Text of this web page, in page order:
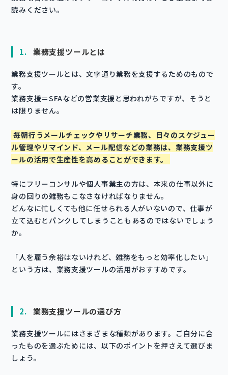
読みください。
1. 業務支援ツールとは
業務支援ツールとは、文字通り業務を支援するためのもので
す。
業務支援＝SFAなどの営業支援と思われがちですが、そうと
は限りません。
毎朝行うメールチェックやリサーチ業務、日々のスケジュー
ル管理やリマインド、メール配信などの業務は、業務支援ツ
ールの活用で生産性を高めることができます。
特にフリーコンサルや個人事業主の方は、本来の仕事以外に
身の回りの雑務もこなさなければなりません。
どんなに忙しくても他に任せられる人がいないので、仕事が
立て込むとパンクしてしまうこともあるのではないでしょう
か。
「人を雇う余裕はないけれど、雑務をもっと効率化したい」
という方は、業務支援ツールの活用がおすすめです。
2. 業務支援ツールの選び方
業務支援ツールにはさまざまな種類があります。ご自分に合
ったものを選ぶためには、以下のポイントを押さえて選びま
しょう。